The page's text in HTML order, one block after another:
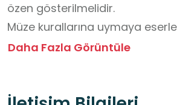
özen gösterilmelidir.
Müze kurallarına uymaya
vermeden incelemeye özen
Daha Fazla Görüntüle